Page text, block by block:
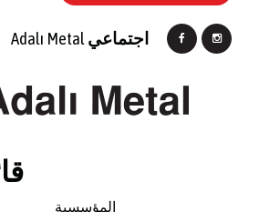
Adalı Metalاجتماعي
المؤسسية